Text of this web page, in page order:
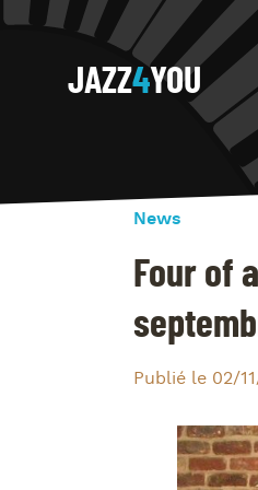
JAZZ4YOU
News
Four of
Publié le 02/